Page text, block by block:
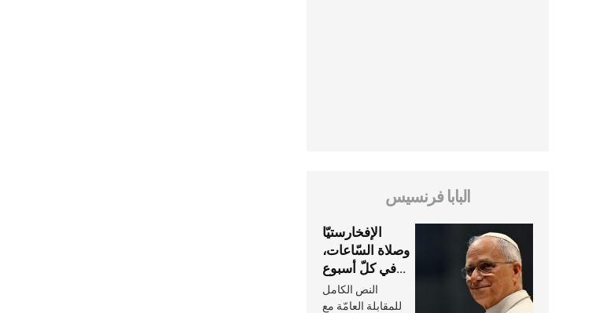
البابا فرنسيس
الإفخارستيّا
وصلاة السّاعات،
في كلّ أسبوع
وكلّ يوم، هما
النَّفَس في حياة
النص الكامل
للمقابلة العامّة مع